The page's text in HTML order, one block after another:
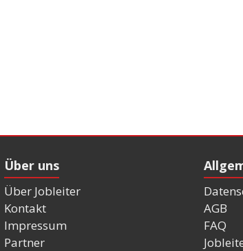
Über uns
Über Jobleiter
Kontakt
Impressum
Partner
AGB
FAQ